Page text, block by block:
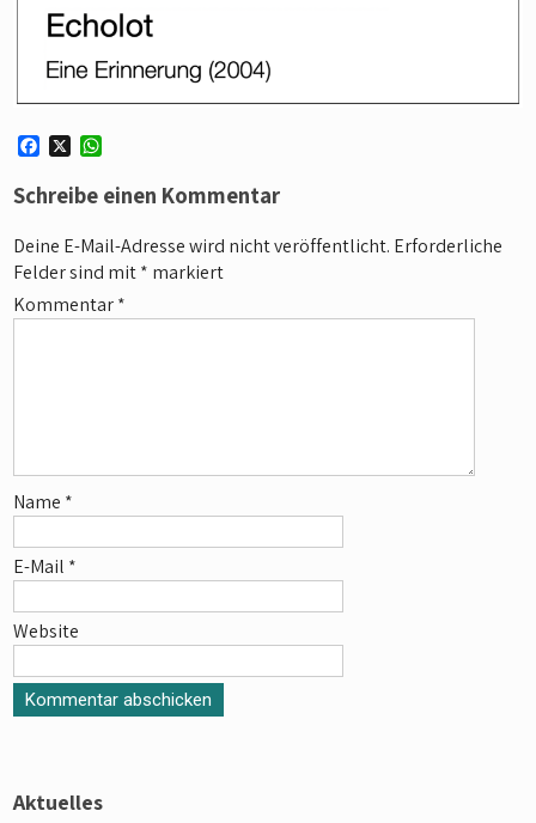
F
c
e
o
o
k
X
a
t
A
p
p
Schreibe einen Kommentar
Deine E-Mail-Adresse wird nicht veröffentlicht. Erforderliche
Felder sind mit* markiert
Kommentar*
Name *
E-Mail *
Website
Aktuelles